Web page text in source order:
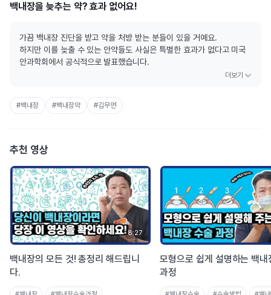
백내장을 늦추는 약? 효과 없어요!
가끔 백내장 진단을 받고 약을 처방 받는 분들이 있을 거예요.
하지만 이를 늦출 수 있는 안약들도 사실은 특별한 효과가 없다고 미국
안과학회에서 공식적으로 발표했습니다.
#백내장 #백내장약 #김무연
추천 영상
8:27
백내장의 모든 것! 총정리 해드립니
다.
모형으로 쉽게 설명하는 백내
과정